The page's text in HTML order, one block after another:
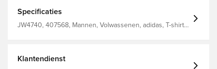
detail, en het katoen voelt koel en rustgevend aan. Dit T-
shirt is perfect voor warm weer, want 't vermindert de
blootstelling aan schadelijke UV-straling dankzij een
Specificaties
JW4740, 407568, Mannen, Volwassenen, adidas, T-shirts,
Klantendienst